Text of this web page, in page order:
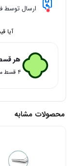
ارسال توسط
آیا
هر
۴ قسط ماهانه. بدون سود، چک و ضامن.
محصولات مشابه